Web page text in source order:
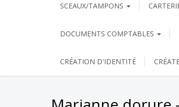
SCEAUX/TAMPONS
DOCUMENTS COMPTABLES
CRÉATION D'IDENTITÉ